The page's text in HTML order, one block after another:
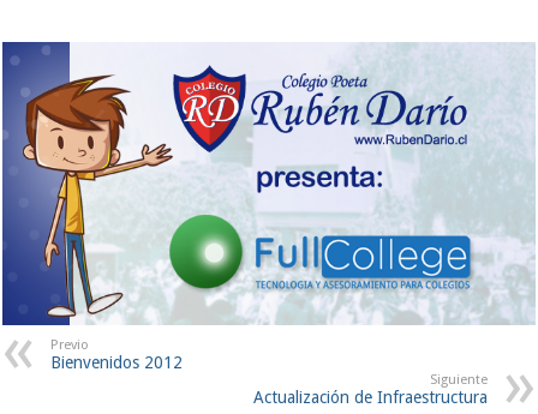
Previo
Bienvenidos 2012
Siguiente
Actualización de Infraestructura